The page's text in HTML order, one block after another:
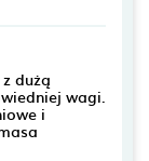
dużą
wagi.
i